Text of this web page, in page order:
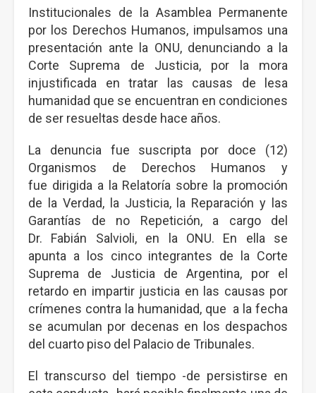
Institucionales de la Asamblea Permanente
por los Derechos Humanos, impulsamos una
presentación ante la ONU, denunciando a la
Corte Suprema de Justicia, por la mora
injustificada en tratar las causas de lesa
humanidad que se encuentran en condiciones
de ser resueltas desde hace años.
La denuncia fue suscripta por doce (12)
Organismos de Derechos Humanos y
fue dirigida a la Relatoría sobre la promoción
de la Verdad, la Justicia, la Reparación y las
Garantías de no Repetición, a cargo del
Dr. Fabián Salvioli, en la ONU. En ella se
apunta a los cinco integrantes de la Corte
Suprema de Justicia de Argentina, por el
retardo en impartir justicia en las causas por
crímenes contra la humanidad, que a la fecha
se acumulan por decenas en los despachos
del cuarto piso del Palacio de Tribunales.
El transcurso del tiempo -de persistirse en